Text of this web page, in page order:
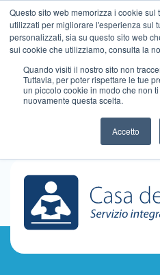
Questo sito web memorizza i cookie
utilizzati per migliorare l'esperienza sul
personalizzati, sia su questo sito web
sui cookie che utilizziamo, consulta la
Quando visiti il ​​nostro sito non
Tuttavia, per poter rispettare le tue
un piccolo cookie in modo che non
nuovamente questa scelta.
Accetto